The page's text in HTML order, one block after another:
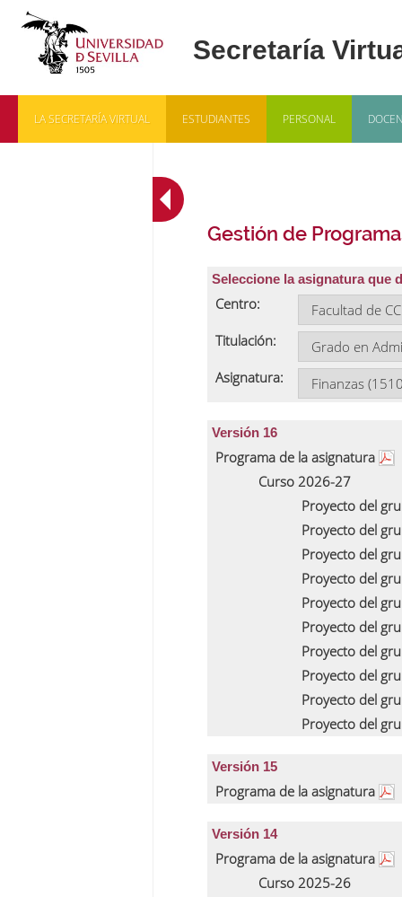
LA SECRETARÍA VIRTUAL ESTUDIANTES PERSONAL
Gestión de
Seleccione la asignatura que
Centro:
Titulación:
Asignatura:
Versión 16
Programa de la asignatura
Curso 2026-27
Proyecto del
Proyecto del
Proyecto del
Proyecto del
Proyecto del
Proyecto del
Proyecto del
Proyecto del
Proyecto del
Proyecto del
Versión 15
Programa de la asignatura
Versión 14
Programa de la asignatura
Curso 2025-26